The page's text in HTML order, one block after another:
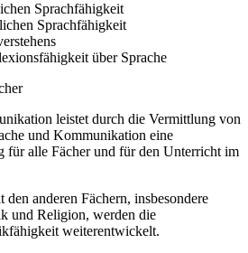
Sprachfähigkeit
Sprachfähigkeit
über Sprache
leistet durch die Vermittlung von
und Kommunikation eine
für alle Fächer und für den Unterricht im
anderen Fächern, insbesondere
und Religion, werden die
weiterentwickelt.